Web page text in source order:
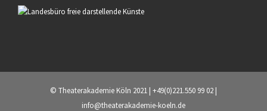
© Theaterakademie Köln 2021 | +49(0)221.550 99 02 |
info@theaterakademie-koeln.de